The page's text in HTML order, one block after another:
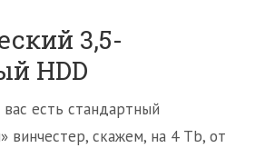
3,5-
HDD
есть стандартный
винчестер, скажем, на 4 Tb, от